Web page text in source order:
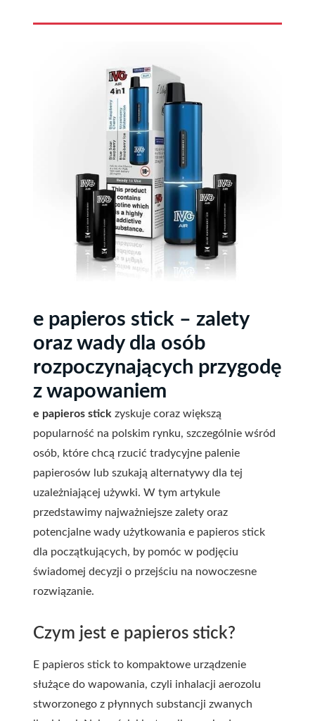
e papieros stick – zalety
oraz wady dla osób
rozpoczynających przygodę
z wapowaniem
e papieros stick zyskuje coraz większą
popularność na polskim rynku, szczególnie wśród
osób, które chcą rzucić tradycyjne palenie
papierosów lub szukają alternatywy dla tej
uzależniającej używki. W tym artykule
przedstawimy najważniejsze zalety oraz
potencjalne wady użytkowania e papieros stick
dla początkujących, by pomóc w podjęciu
świadomej decyzji o przejściu na nowoczesne
rozwiązanie.
Czym jest e papieros stick?
E papieros stick to kompaktowe urządzenie
służące do wapowania, czyli inhalacji aerozolu
stworzonego z płynnych substancji zwanych